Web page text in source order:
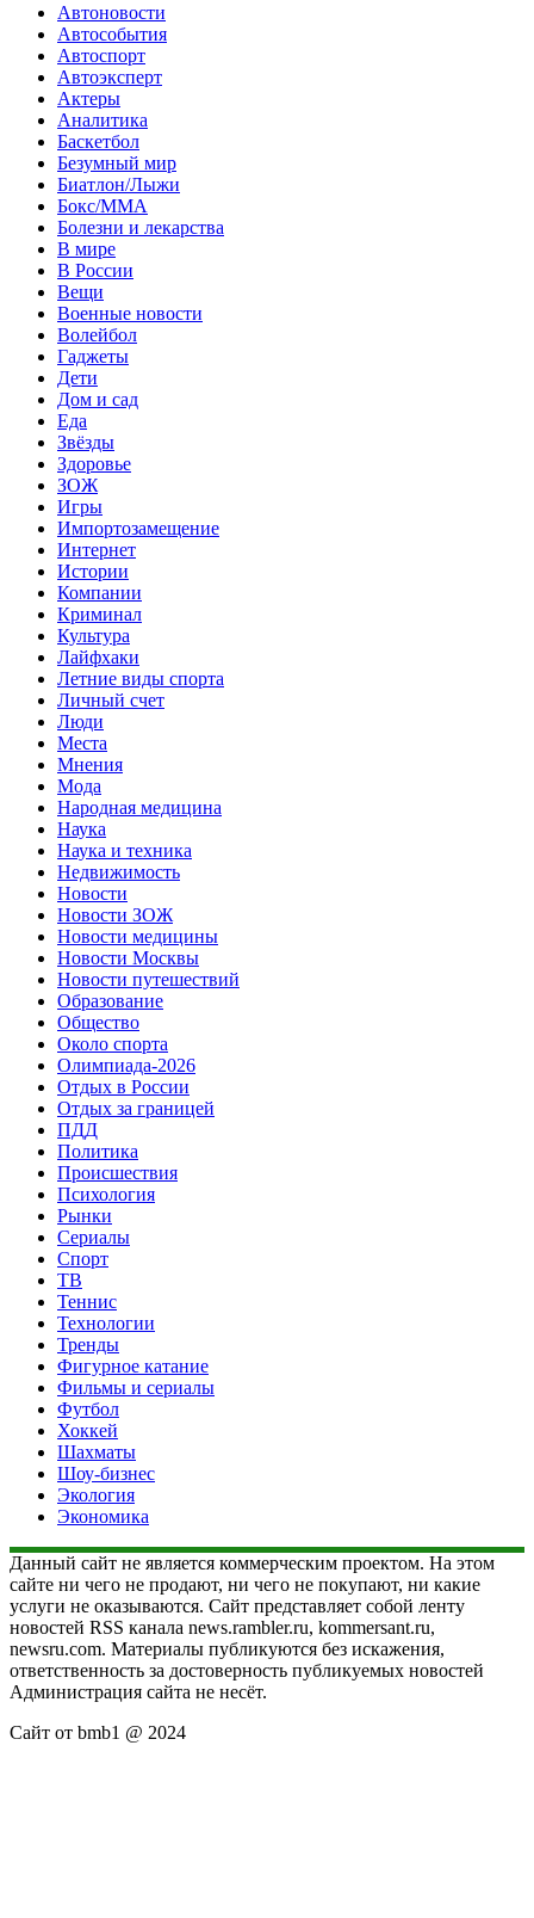
Автоновости
Автособытия
Автоспорт
Автоэксперт
Актеры
Аналитика
Баскетбол
Безумный мир
Биатлон/Лыжи
Бокс/MMA
Болезни и лекарства
В мире
В России
Вещи
Военные новости
Волейбол
Гаджеты
Дети
Дом и сад
Еда
Звёзды
Здоровье
ЗОЖ
Игры
Импортозамещение
Интернет
Истории
Компании
Криминал
Культура
Лайфхаки
Летние виды спорта
Личный счет
Люди
Места
Мнения
Мода
Народная медицина
Наука
Наука и техника
Недвижимость
Новости
Новости ЗОЖ
Новости медицины
Новости Москвы
Новости путешествий
Образование
Общество
Около спорта
Олимпиада-2026
Отдых в России
Отдых за границей
ПДД
Политика
Происшествия
Психология
Рынки
Сериалы
Спорт
ТВ
Теннис
Технологии
Тренды
Фигурное катание
Фильмы и сериалы
Футбол
Хоккей
Шахматы
Шоу-бизнес
Экология
Экономика
Данный сайт не является коммерческим проектом. На этом
сайте ни чего не продают, ни чего не покупают, ни какие
услуги не оказываются. Сайт представляет собой ленту
новостей RSS канала news.rambler.ru, kommersant.ru,
newsru.com. Материалы публикуются без искажения,
ответственность за достоверность публикуемых новостей
Администрация сайта не несёт.
Сайт от bmb1 @ 2024